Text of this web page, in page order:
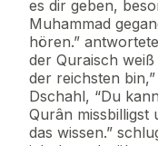
es dir geben,
Muhammad
hören.”
der Quraisch
der reichsten
Dschahl, “Du
Qurân missbilligst
das wissen.”